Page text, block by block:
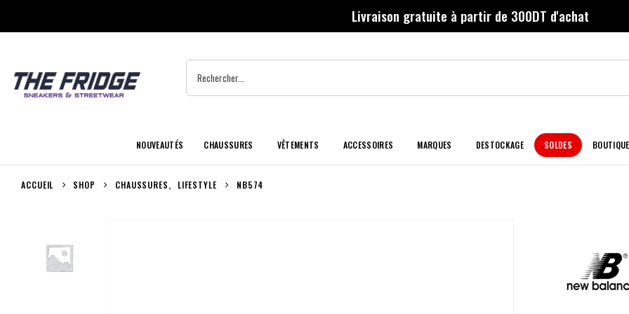
Livraison gratuite à partir de 300DT d'achat
NOUVEAUTÉS CHAUSSURES VÊTEMENTS ACCESSOIRES MARQUES DESTOCKAGE SOLDES
ACCUEIL SHOP CHAUSSURES, LIFESTYLE NB574